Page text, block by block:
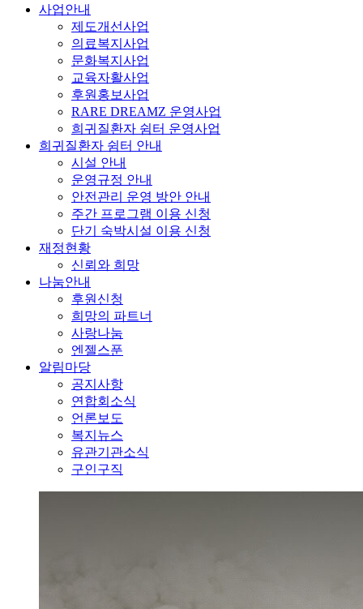
사업안내
제도개선사업
의료복지사업
문화복지사업
교육자활사업
후원홍보사업
RARE DREAMZ 운영사업
희귀질환자 쉼터 운영사업
희귀질환자 쉼터 안내
시설 안내
운영규정 안내
안전관리 운영 방안 안내
주간 프로그램 이용 신청
단기 숙박시설 이용 신청
재정현황
신뢰와 희망
나눔안내
후원신청
희망의 파트너
사랑나눔
엔젤스푼
알림마당
공지사항
연합회소식
언론보도
복지뉴스
유관기관소식
구인구직